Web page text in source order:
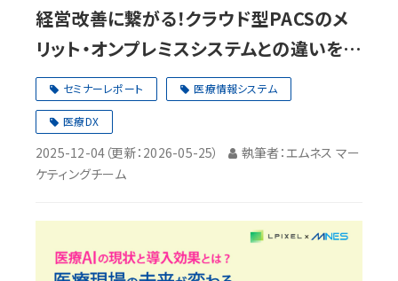
経営改善に繋がる！クラウド型PACSのメ
リット・オンプレミスシステムとの違いを徹
底解説セミナーレポート 医療情報システム
医療DX
2025-12-04 （更新： 2026-05-25）
執筆者：エムネス マー
ケティングチーム